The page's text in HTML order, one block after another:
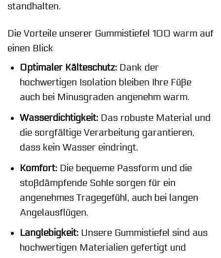
standhalten.
Die Vorteile unserer Gummistiefel 100 warm auf
einen Blick
Optimaler Kälteschutz:Dank der
hochwertigen Isolation bleiben Ihre Füße
auch bei Minusgraden angenehm warm.
Wasserdichtigkeit:Das robuste Material und
die sorgfältige Verarbeitung garantieren,
dass kein Wasser eindringt.
Komfort:Die bequeme Passform und die
stoßdämpfende Sohle sorgen für ein
angenehmes Tragegefühl, auch bei langen
Angelausflügen.
Langlebigkeit:Unsere Gummistiefel sind aus
hochwertigen Materialien gefertigt und